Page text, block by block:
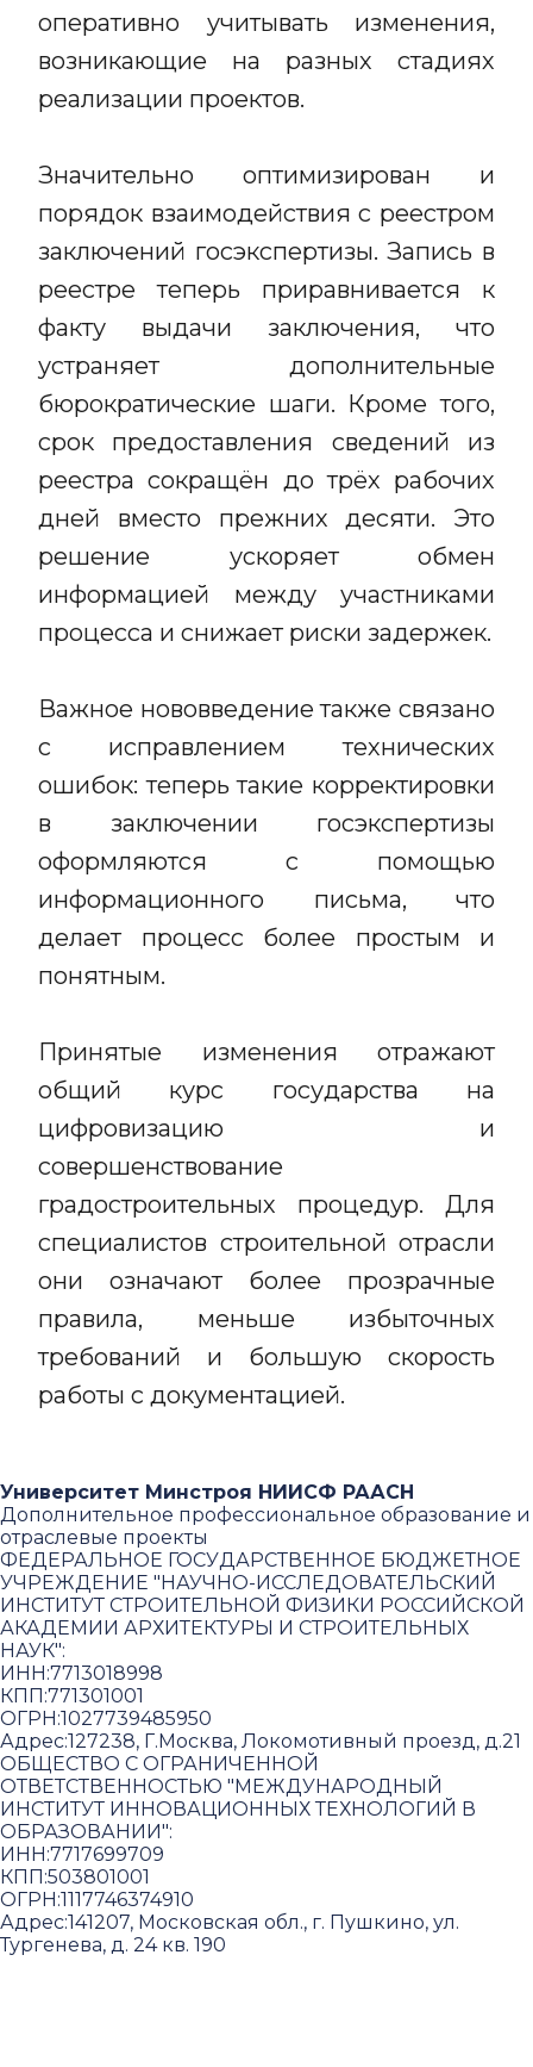
оперативно учитывать изменения,
возникающие на разных стадиях
реализации проектов.
Значительно оптимизирован и
порядок взаимодействия с реестром
заключений госэкспертизы. Запись в
реестре теперь приравнивается к
факту выдачи заключения, что
устраняет дополнительные
бюрократические шаги. Кроме того,
срок предоставления сведений из
реестра сокращён до трёх рабочих
дней вместо прежних десяти. Это
решение ускоряет обмен
информацией между участниками
процесса и снижает риски задержек.
Важное нововведение также связано
с исправлением технических
ошибок: теперь такие корректировки
в заключении госэкспертизы
оформляются с помощью
информационного письма, что
делает процесс более простым и
понятным.
Принятые изменения отражают
общий курс государства на
цифровизацию и
совершенствование
градостроительных процедур. Для
специалистов строительной отрасли
они означают более прозрачные
правила, меньше избыточных
требований и большую скорость
работы с документацией.
Университет Минстроя НИИСФ РААСН
Дополнительное профессиональное образование и
отраслевые проекты
ФЕДЕРАЛЬНОЕ ГОСУДАРСТВЕННОЕ БЮДЖЕТНОЕ
УЧРЕЖДЕНИЕ "НАУЧНО-ИССЛЕДОВАТЕЛЬСКИЙ
ИНСТИТУТ СТРОИТЕЛЬНОЙ ФИЗИКИ РОССИЙСКОЙ
АКАДЕМИИ АРХИТЕКТУРЫ И СТРОИТЕЛЬНЫХ
НАУК":
ИНН:7713018998
КПП:771301001
ОГРН:1027739485950
Адрес:127238, Г.Москва, Локомотивный проезд, д.21
ОБЩЕСТВО С ОГРАНИЧЕННОЙ
ОТВЕТСТВЕННОСТЬЮ "МЕЖДУНАРОДНЫЙ
ИНСТИТУТ ИННОВАЦИОННЫХ ТЕХНОЛОГИЙ В
ОБРАЗОВАНИИ":
ИНН:7717699709
КПП:503801001
ОГРН:1117746374910
Адрес:141207, Московская обл., г. Пушкино, ул.
Тургенева, д. 24 кв. 190